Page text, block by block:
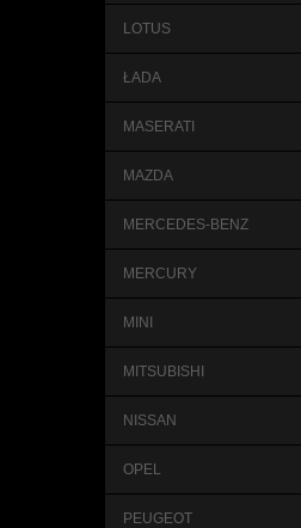
LOTUS
ŁADA
MASERATI
MAZDA
MERCEDES-BENZ
MERCURY
MINI
MITSUBISHI
NISSAN
OPEL
PEUGEOT